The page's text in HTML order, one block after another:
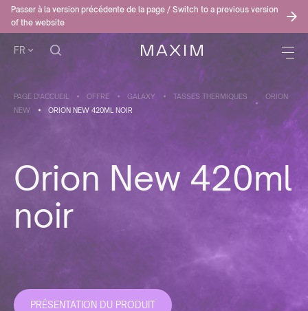
Passer à la version précédente de la page / Switch to a previous version
of the website
FR
PAGE D'ACCUEIL OFFRE GALAXY TASSES THERMIQUES
ORION
NEW
ORION NEW 420ML NOIR
Orion New 420ml
noir
PRÉSENTATION DU PRODUIT